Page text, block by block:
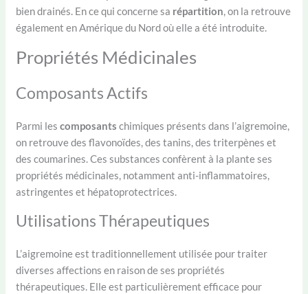
bien drainés. En ce qui concerne sa répartition, on la retrouve
également en Amérique du Nord où elle a été introduite.
Propriétés Médicinales
Composants Actifs
Parmi lescomposants chimiques présents dans l’aigremoine,
on retrouve des flavonoïdes, des tanins, des triterpènes et
des coumarines. Ces substances confèrent à la plante ses
propriétés médicinales, notamment anti-inflammatoires,
astringentes et hépatoprotectrices.
Utilisations Thérapeutiques
L’aigremoine est traditionnellement utilisée pour traiter
diverses affections en raison de ses propriétés
thérapeutiques. Elle est particulièrement efficace pour